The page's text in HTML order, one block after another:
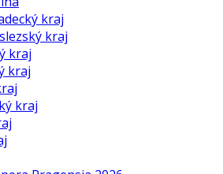
kraj
kraj
kraj
kraj
kraj